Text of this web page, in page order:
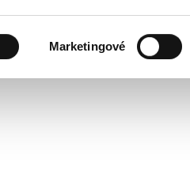
Marketingové